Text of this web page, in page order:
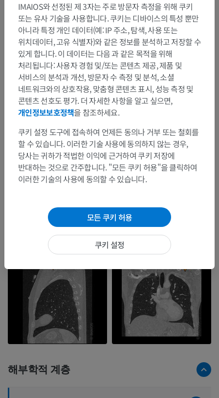
해부학적 계층
IMAIOS와 선정된 제 3자는 주로 방문자 측정을 위해 쿠키
또는 유사 기술을 사용합니다. 쿠키는 디바이스의 특성 뿐만
아니라 특정 개인 데이터(예: IP 주소, 탐색, 사용 또는
위치데이터, 고유 식별자)와 같은 정보를 분석하고 저장할 수
있게 합니다. 이 데이터는 다음 과 같은 목적을 위해
처리됩니다: 사용자 경험 및/또는 콘텐츠 제공, 제품 및
서비스의 분석과 개선, 방문자 수 측정 및 분석, 소셜
네트워크와의 상호작용, 맞춤형 콘텐츠 표시, 성능 측정 및
콘텐츠 선호도 평가. 더 자세한 사항을 알고 싶으면,
개인정보보호정책을 참조하세요.
쿠키 설정 도구에 접속하여 언제든 동의나 거부 또는 철회를
할 수 있습니다. 이러한 기술 사용에 동의하지 않는 경우,
당사는 귀하가 적법한 이익에 근거하여 쿠키 저장에
반대하는 것으로 간주합니다. "모든 쿠키 허용"을 클릭하여
이러한 기술의 사용에 동의할 수 있습니다.
모든 쿠키 허용
쿠키 설정